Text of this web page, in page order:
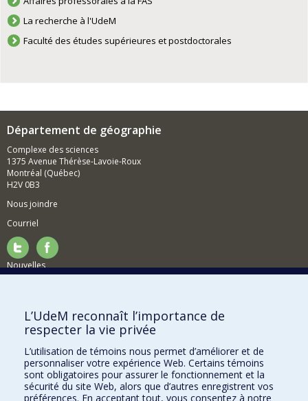
La recherche à l'UdeM
Faculté des études supérieures et postdoctorales
Département de géographie
Complexe des sciences
1375 Avenue Thérèse-Lavoie-Roux
Montréal (Québec)
H2V 0B3
Nous joindre
Courriel
Nouvelles
Comment soutenir le Département?
BESOIN D'AIDE?
Plan du site
Signaler une erreur
Accessibilité
L’UdeM reconnaît l’importance de
respecter la vie privée
L’utilisation de témoins nous permet d’améliorer et de
personnaliser votre expérience Web. Certains témoins
sont obligatoires pour assurer le fonctionnement et la
sécurité du site Web, alors que d’autres enregistrent vos
préférences. En acceptant tout, vous consentez à notre